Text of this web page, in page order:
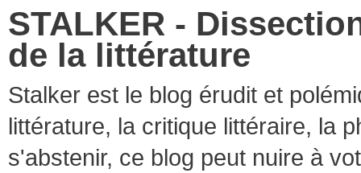
STALKER -
de la littérature
Stalker est le blog érudit et
littérature, la critique littéraire, la
s'abstenir, ce blog peut nuire à